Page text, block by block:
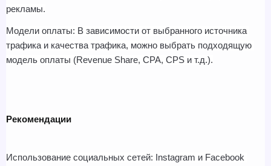
рекламы.
Модели оплаты: В зависимости от выбранного источника
трафика и качества трафика, можно выбрать подходящую
модель оплаты (Revenue Share, CPA, CPS и т.д.).
Рекомендации
Использование социальных сетей: Instagram и Facebook